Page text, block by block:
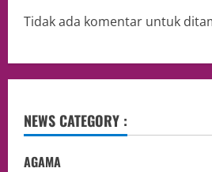
Tidak ada komentar untuk
NEWS CATEGORY :
AGAMA